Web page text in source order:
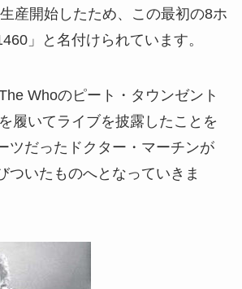
産開始したため、この最初の8ホ
」と名付けられています。
Whoのピート・タウンゼント
履いてライブを披露したことを
ツだったドクター・マーチンが
ついたものへとなっていきま